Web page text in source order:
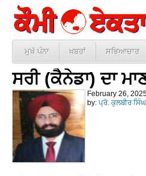
ਮੁਖੱ ਪੰਨਾ ਖ਼ਬਰਾਂ ਸਭਿਆਚਾਰ
ਸਰੀ (ਕੈਨੇਡਾ) ਦਾ
February 26,
by: ਪ੍ਰੋ. ਕੁਲਬੀਰ ਸਿੰਘ